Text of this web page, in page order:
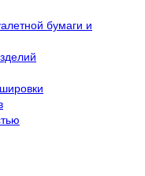
бумаги и